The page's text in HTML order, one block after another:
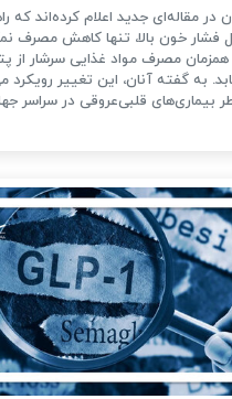
در مقاله‌ای جدید اعلام کرده‌اند که
فشار خون بالا، تنها کاهش مصرف
همزمان مصرف مواد غذایی سرشار از
به گفته آنان، این تغییر رویکرد
بیماری‌های قلبی‌عروقی در سراسر